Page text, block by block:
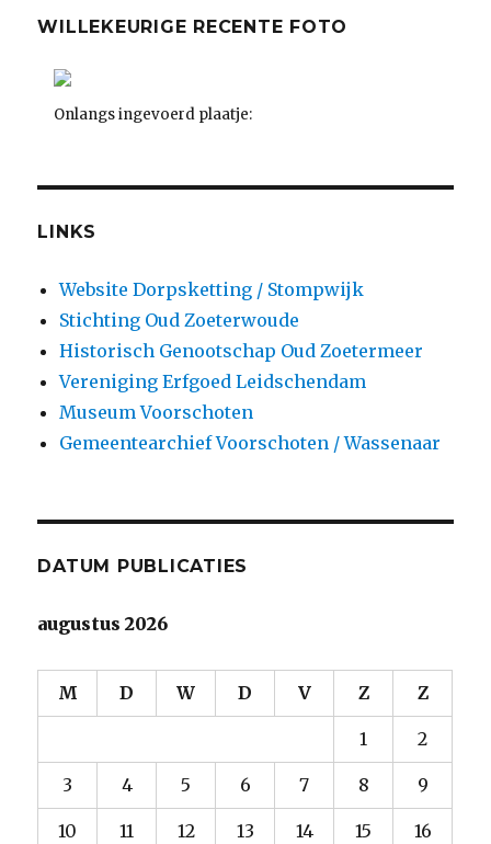
WILLEKEURIGE RECENTE FOTO
Onlangs ingevoerd plaatje:
LINKS
Website Dorpsketting / Stompwijk
Stichting Oud Zoeterwoude
Historisch Genootschap Oud Zoetermeer
Vereniging Erfgoed Leidschendam
Museum Voorschoten
Gemeentearchief Voorschoten / Wassenaar
DATUM PUBLICATIES
augustus 2026
M D W D V Z Z
1 2
3 4 5 6 7 8 9
10 11 12 13 14 15 16